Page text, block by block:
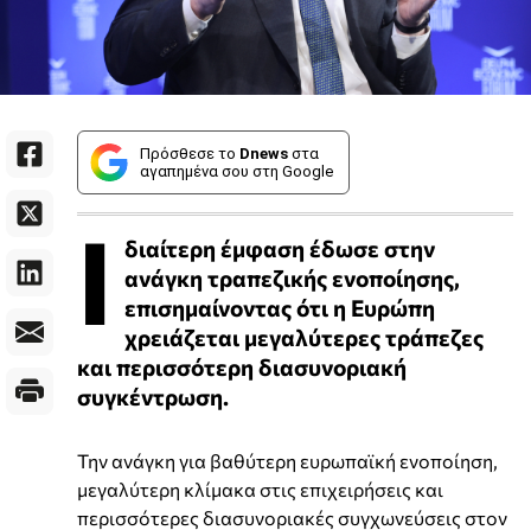
Πρόσθεσε το Dnews στα
αγαπημένα σου στη Google
Ι
διαίτερη έμφαση έδωσε στην
ανάγκη τραπεζικής ενοποίησης,
επισημαίνοντας ότι η Ευρώπη
χρειάζεται μεγαλύτερες τράπεζες
και περισσότερη διασυνοριακή
συγκέντρωση.
Την ανάγκη για βαθύτερη ευρωπαϊκή ενοποίηση,
μεγαλύτερη κλίμακα στις επιχειρήσεις και
περισσότερες διασυνοριακές συγχωνεύσεις στον